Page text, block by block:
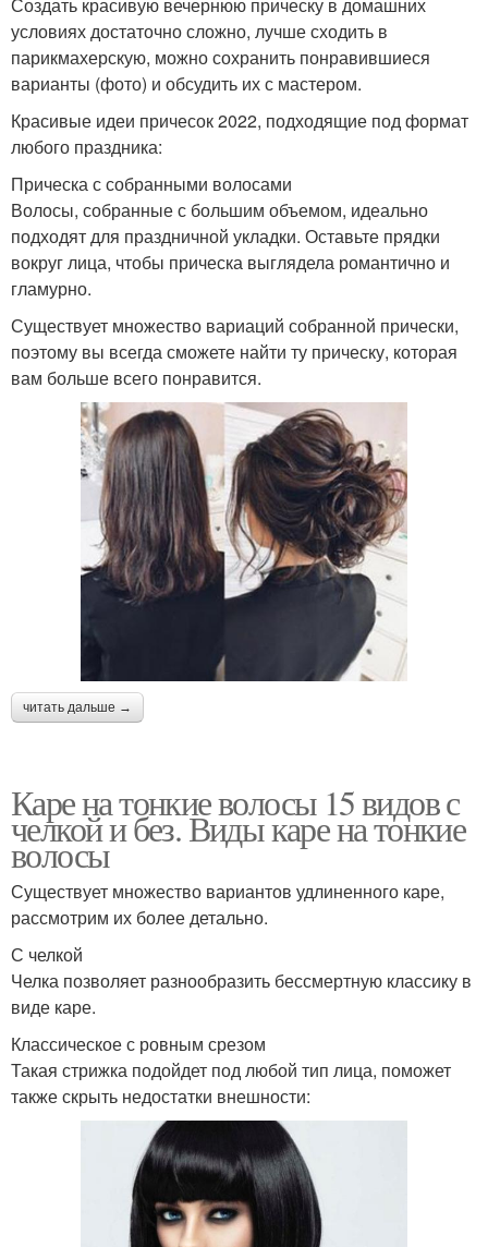
Создать красивую вечернюю прическу в домашних
условиях достаточно сложно, лучше сходить в
парикмахерскую, можно сохранить понравившиеся
варианты (фото) и обсудить их с мастером.
Красивые идеи причесок 2022, подходящие под формат
любого праздника:
Прическа с собранными волосами
Волосы, собранные с большим объемом, идеально
подходят для праздничной укладки. Оставьте прядки
вокруг лица, чтобы прическа выглядела романтично и
гламурно.
Существует множество вариаций собранной прически,
поэтому вы всегда сможете найти ту прическу, которая
вам больше всего понравится.
читать дальше →
Каре на тонкие волосы 15 видов с
челкой и без. Виды каре на тонкие
волосы
Существует множество вариантов удлиненного каре,
рассмотрим их более детально.
С челкой
Челка позволяет разнообразить бессмертную классику в
виде каре.
Классическое с ровным срезом
Такая стрижка подойдет под любой тип лица, поможет
также скрыть недостатки внешности: